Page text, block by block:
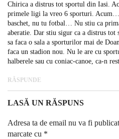
Chirica a distrus tot sportul din Iasi.
primele ligi la vreo 6 sporturi.
baschet, nu tu fotbal… Nu stiu ca
aberatie. Dar stiu sigur ca a distrus
sa faca o sala a sporturilor mai de
faca un stadion nou. Nu le are cu
halberele sau cu coniac-canoe, ca-n
RĂSPUNDE
LASĂ UN RĂSPUNS
Adresa ta de email nu va fi
marcate cu *